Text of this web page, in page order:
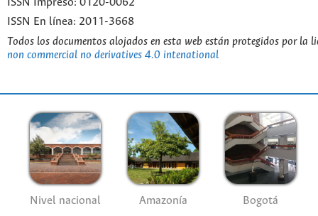
ISSN En línea: 2011-3668
Todos los documentos alojados en esta web están protegidos por la
non commercial no derivatives 4.0 intenational
Nivel nacional Amazonía Bogotá